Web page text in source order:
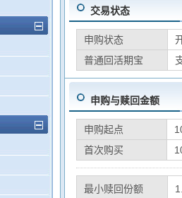
交易状态
申购状态
普通回活期宝
申购与赎回金额
申购起点
首次购买
最小赎回份额